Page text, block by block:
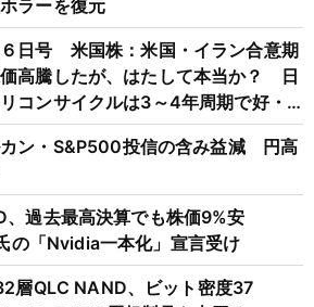
ラーを復元
日号 米国株：米国・イラン合意期
高騰したが、はたして本当か？ 日
コンサイクルは3～4年周期で好・
め注意
ン・S&P500投信の含み益減 円高
、過去最高決算でも株価9%安
の「Nvidia一本化」宣言受け
層QLC NAND、ビット密度37